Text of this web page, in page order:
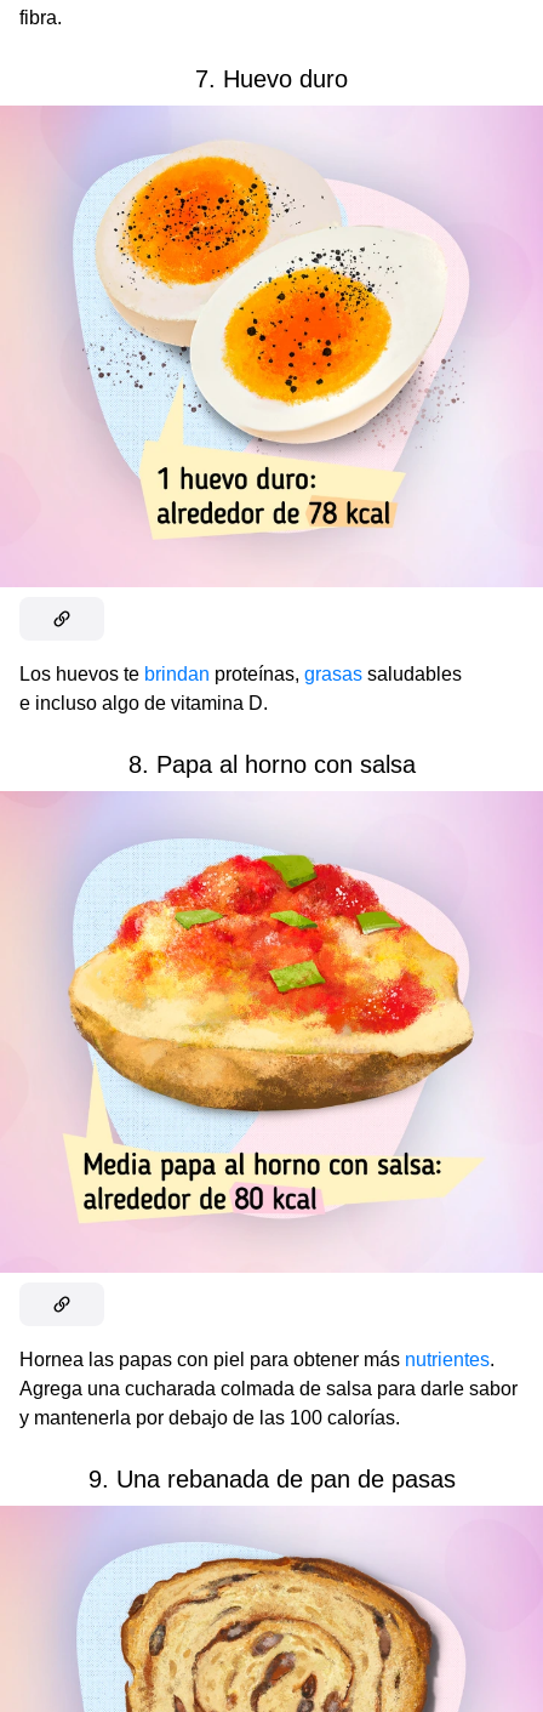
fibra.
7. Huevo duro
Los huevos te brindan proteínas, grasas saludables
e incluso algo de vitamina D.
8. Papa al horno con salsa
Hornea las papas con piel para obtener más nutrientes.
Agrega una cucharada colmada de salsa para darle sabor
y mantenerla por debajo de las 100 calorías.
9. Una rebanada de pan de pasas